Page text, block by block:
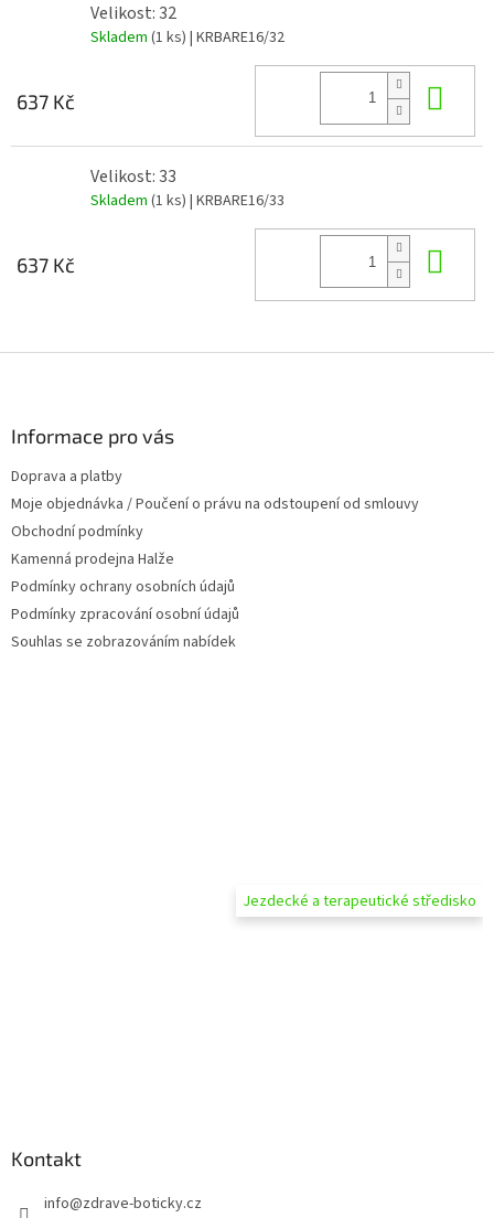
Velikost: 32
Skladem (1 ks) | KRBARE16/32
637 Kč
Velikost: 33
Skladem (1 ks) | KRBARE16/33
637 Kč
Informace pro vás
Doprava a platby
Moje objednávka / Poučení o právu na odstoupení od smlouvy
Obchodní podmínky
Kamenná prodejna Halže
Podmínky ochrany osobních údajů
Podmínky zpracování osobní údajů
Souhlas se zobrazováním nabídek
Jezdecké a terapeutické středisko
Kontakt
info@zdrave-boticky.cz